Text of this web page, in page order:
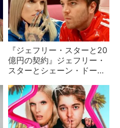
『ジェフリー・スターと20
億円の契約』ジェフリー・
スターとシェーン・ドーソ